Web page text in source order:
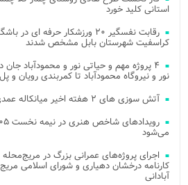
استانی کلید خورد
کراسفیت شهرستان بابل مشخص شدند
۴ پروژه مهم و حیاتی نور و محمودآباد جان
نور و نیروگاه محمودآباد تا کمربندی رویان و
آتش‌ سوزی‌ های ۲ هفته اخیر میانکاله عمدی بود
می‌شود
اجرای پروژه‌های عمرانی بزرگ در
کارنامه درخشان دهیاری و شورای اسلامی
آبادانی